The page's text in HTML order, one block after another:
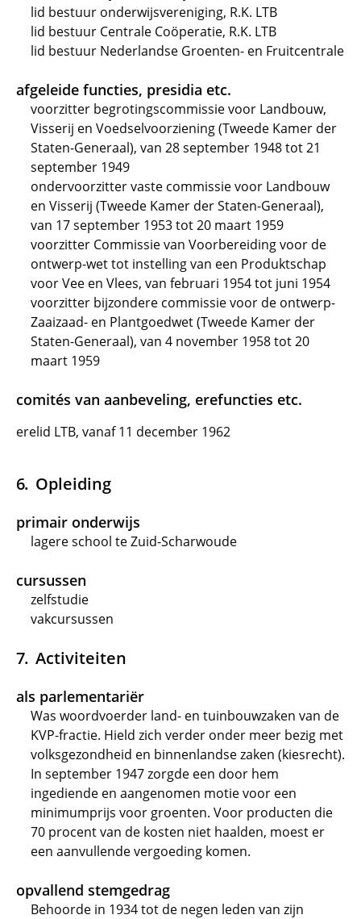
lid bestuur onderwijsvereniging, R.K. LTB
lid bestuur Centrale Coöperatie, R.K. LTB
lid bestuur Nederlandse Groenten- en Fruitcentrale
afgeleide functies, presidia etc.
voorzitter begrotingscommissie voor Landbouw,
Visserij en Voedselvoorziening (Tweede Kamer der
Staten-Generaal), van 28 september 1948 tot 21
september 1949
ondervoorzitter vaste commissie voor Landbouw
en Visserij (Tweede Kamer der Staten-Generaal),
van 17 september 1953 tot 20 maart 1959
voorzitter Commissie van Voorbereiding voor de
ontwerp-wet tot instelling van een Produktschap
voor Vee en Vlees, van februari 1954 tot juni 1954
voorzitter bijzondere commissie voor de ontwerp-
Zaaizaad- en Plantgoedwet (Tweede Kamer der
Staten-Generaal), van 4 november 1958 tot 20
maart 1959
comités van aanbeveling, erefuncties etc.
erelid LTB, vanaf 11 december 1962
Opleiding
primair onderwijs
lagere school te Zuid-Scharwoude
cursussen
zelfstudie
vakcursussen
Activiteiten
als parlementariër
Was woordvoerder land- en tuinbouwzaken van de
KVP-fractie. Hield zich verder onder meer bezig met
volksgezondheid en binnenlandse zaken (kiesrecht).
In september 1947 zorgde een door hem
ingediende en aangenomen motie voor een
minimumprijs voor groenten. Voor producten die
70 procent van de kosten niet haalden, moest er
een aanvullende vergoeding komen.
opvallend stemgedrag
Behoorde in 1934 tot de negen leden van zijn